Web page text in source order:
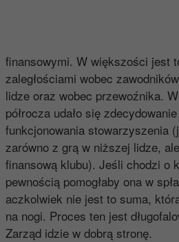
finansowymi. W większości jest
zaległościami wobec
lidze oraz wobec przewoźnika.
półrocza udało się
funkcjonowania stowarzyszenia
zarówno z grą w niższej lidze,
finansową klubu). Jeśli chodzi o
pewnością pomogłaby ona w
aczkolwiek nie jest to suma,
na nogi. Proces ten jest
Zarząd idzie w dobrą stronę.